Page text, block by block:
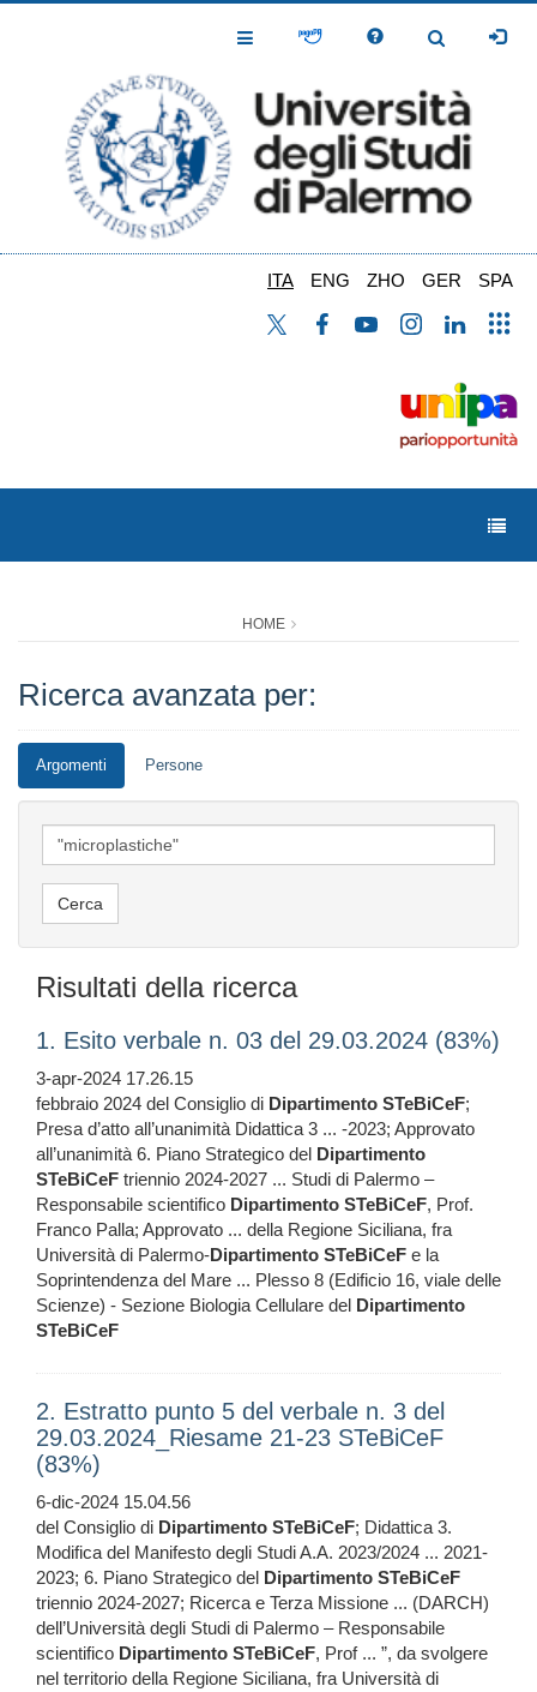
Toggle
Toggle
ITA ENG ZHO GER SPA
HOME
Ricerca avanzata per:
Argomenti Persone
Risultati della ricerca
1. Esito verbale n. 03 del 29.03.2024 (83%)
3-apr-2024 17.26.15
febbraio 2024 del Consiglio di Dipartimento STeBiCeF;
Presa d’atto all’unanimità Didattica 3 ... -2023; Approvato
all’unanimità 6. Piano Strategico del Dipartimento
STeBiCeF triennio 2024-2027 ... Studi di Palermo –
Responsabile scientifico Dipartimento STeBiCeF, Prof.
Franco Palla; Approvato ... della Regione Siciliana, fra
Università di Palermo-Dipartimento STeBiCeF e la
Soprintendenza del Mare ... Plesso 8 (Edificio 16, viale delle
Scienze) - Sezione Biologia Cellulare del Dipartimento
STeBiCeF
2. Estratto punto 5 del verbale n. 3 del
29.03.2024_Riesame 21-23 STeBiCeF
(83%)
6-dic-2024 15.04.56
del Consiglio di Dipartimento STeBiCeF; Didattica 3.
Modifica del Manifesto degli Studi A.A. 2023/2024 ... 2021-
2023; 6. Piano Strategico del Dipartimento STeBiCeF
triennio 2024-2027; Ricerca e Terza Missione ... (DARCH)
dell’Università degli Studi di Palermo – Responsabile
scientifico Dipartimento STeBiCeF, Prof ... ”, da svolgere
nel territorio della Regione Siciliana, fra Università di